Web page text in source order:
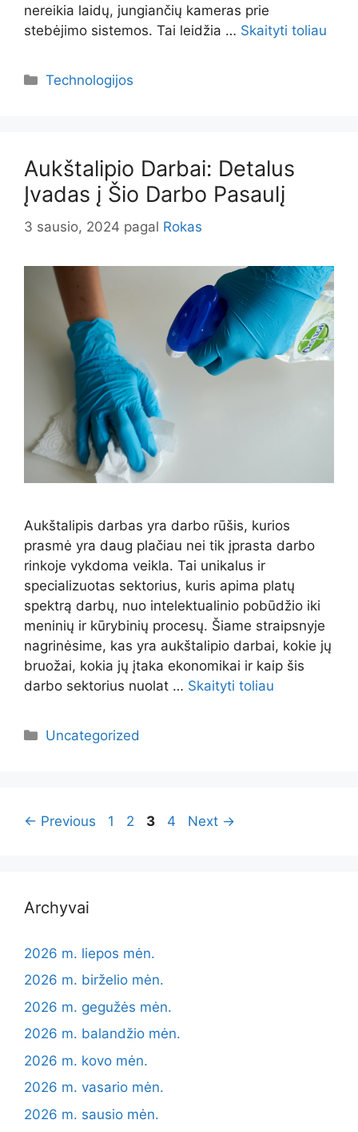
nereikia laidų, jungiančių kameras prie
stebėjimo sistemos. Tai leidžia … Skaityti toliau
Kategorijos
Technologijos
Aukštalipio Darbai: Detalus
Įvadas į Šio Darbo Pasaulį
3 sausio, 2024 pagal Rokas
Aukštalipis darbas yra darbo rūšis, kurios
prasmė yra daug plačiau nei tik įprasta darbo
rinkoje vykdoma veikla. Tai unikalus ir
specializuotas sektorius, kuris apima platų
spektrą darbų, nuo intelektualinio pobūdžio iki
meninių ir kūrybinių procesų. Šiame straipsnyje
nagrinėsime, kas yra aukštalipio darbai, kokie jų
bruožai, kokia jų įtaka ekonomikai ir kaip šis
darbo sektorius nuolat … Skaityti toliau
Kategorijos
Uncategorized
← Previous Page
1 Page
2 Page
3 Page
4 Next →
Archyvai
2026 m. liepos mėn.
2026 m. birželio mėn.
2026 m. gegužės mėn.
2026 m. balandžio mėn.
2026 m. kovo mėn.
2026 m. vasario mėn.
2026 m. sausio mėn.